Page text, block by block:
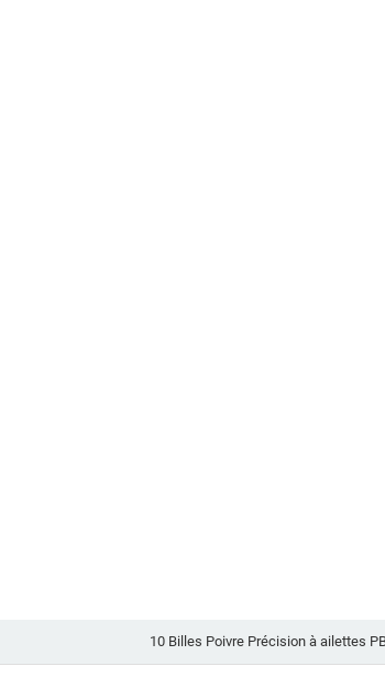
10 Billes Poivre Précision à ailettes